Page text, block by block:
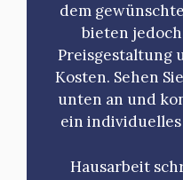
dem
bieten
Preisgestaltung
Kosten. Sehen
unten an und
ein
Hausarbeit